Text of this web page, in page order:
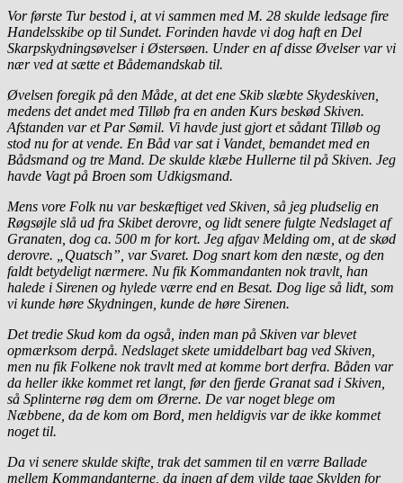
Vor første Tur bestod i, at vi sammen med M. 28 skulde ledsage fire
Handelsskibe op til Sundet. Forinden havde vi dog haft en Del
Skarpskydningsøvelser i Østersøen. Under en af disse Øvelser var vi
nær ved at sætte et Bådemandskab til.
Øvelsen foregik på den Måde, at det ene Skib slæbte Skydeskiven,
medens det andet med Tilløb fra en anden Kurs beskød Skiven.
Afstanden var et Par Sømil. Vi havde just gjort et sådant Tilløb og
stod nu for at vende. En Båd var sat i Vandet, bemandet med en
Bådsmand og tre Mand. De skulde klæbe Hullerne til på Skiven. Jeg
havde Vagt på Broen som Udkigsmand.
Mens vore Folk nu var beskæftiget ved Skiven, så jeg pludselig en
Røgsøjle slå ud fra Skibet derovre, og lidt senere fulgte Nedslaget af
Granaten, dog ca. 500 m for kort. Jeg afgav Melding om, at de skød
derovre. „Quatsch”, var Svaret. Dog snart kom den næste, og den
faldt betydeligt nærmere. Nu fik Kommandanten nok travlt, han
halede i Sirenen og hylede værre end en Besat. Dog lige så lidt, som
vi kunde høre Skydningen, kunde de høre Sirenen.
Det tredie Skud kom da også, inden man på Skiven var blevet
opmærksom derpå. Nedslaget skete umiddelbart bag ved Skiven,
men nu fik Folkene nok travlt med at komme bort derfra. Båden var
da heller ikke kommet ret langt, før den fjerde Granat sad i Skiven,
så Splinterne røg dem om Ørerne. De var noget blege om
Næbbene, da de kom om Bord, men heldigvis var de ikke kommet
noget til.
Da vi senere skulde skifte, trak det sammen til en værre Ballade
mellem Kommandanterne, da ingen af dem vilde tage Skylden for